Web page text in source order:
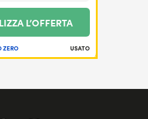
L’OFFERTA
ZERO USATO